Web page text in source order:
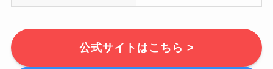
公式サイトはこちら >